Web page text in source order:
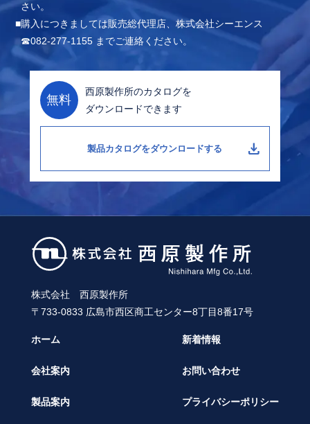
さい。
購入につきましては販売総代理店、株式会社シーエンス
☎082-277-1155 までご連絡ください。
無料
西原製作所のカタログを
ダウンロードできます
製品カタログをダウンロードする download
株式会社 西原製作所
〒733-0833 広島市西区商工センター8丁目8番17号
ホーム
会社案内
製品案内
新着情報
お問い合わせ
プライバシーポリシー